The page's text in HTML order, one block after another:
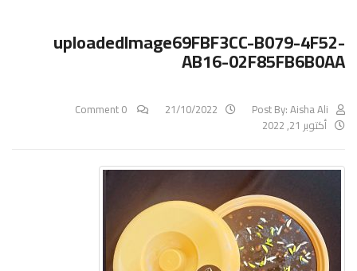
uploadedImage69FBF3CC-B079-4F52-
AB16-02F85FB6B0AA
Post By:Aisha Ali
21/10/2022
أكتوبر 21, 2022